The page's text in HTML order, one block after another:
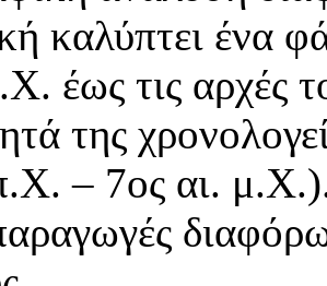
καλύπτει ένα
έως τις αρχές
της
– 7ος αι. μ.Χ.).